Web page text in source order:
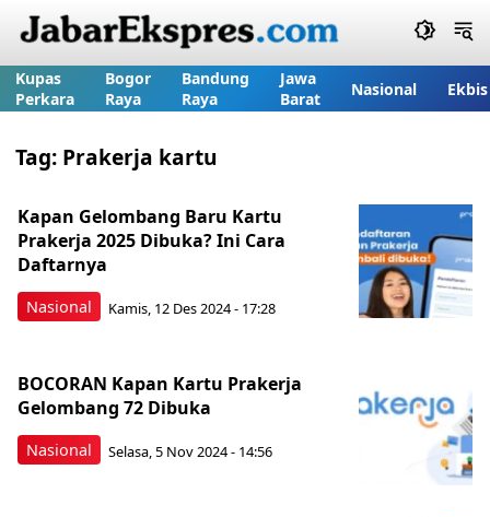
Kupas
Perkara
Bogor
Raya
Bandung
Raya
Jawa
Barat
Nasional Ekbis
Tag: Prakerja kartu
Nasional
Kapan Gelombang Baru Kartu
Prakerja 2025 Dibuka? Ini Cara
Daftarnya
Kamis, 12 Des 2024 - 17:28
Nasional
BOCORAN Kapan Kartu Prakerja
Gelombang 72 Dibuka
Selasa, 5 Nov 2024 - 14:56